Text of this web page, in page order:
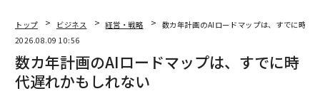
トップ ビジネス 経営・戦略
数カ年計画のAIロードマップは、すでに時代
2026.08.09 10:56
数カ年計画のAIロードマップは、すでに時
代遅れかもしれない